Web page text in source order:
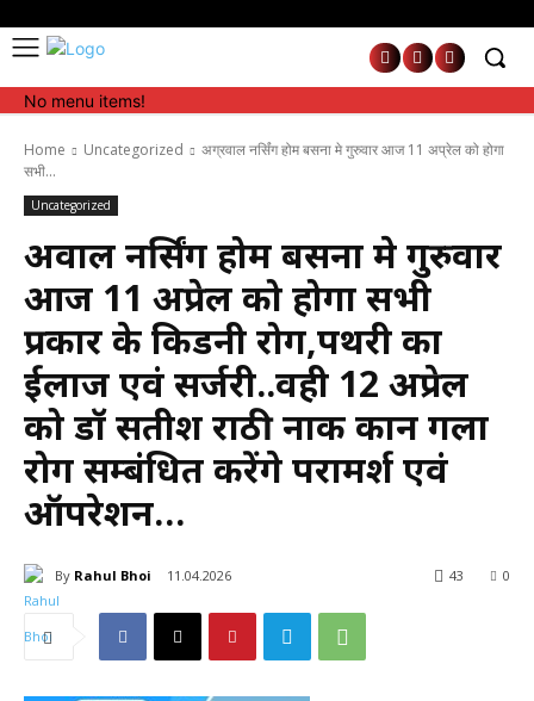
No menu items!
Home Uncategorized
अग्रवाल नर्सिंग होम बसना मे गुरुवार आज 11 अप्रेल को होगा
सभी...
Uncategorized
अग्रवाल नर्सिंग होम बसना मे गुरुवार
आज 11 अप्रेल को होगा सभी
प्रकार के किडनी रोग,पथरी का
ईलाज एवं सर्जरी..वही 12 अप्रेल
को डॉ सतीश राठी नाक कान गला
रोग सम्बंधित करेंगे परामर्श एवं
ऑपरेशन…
By Rahul Bhoi 11.04.2026 0
43